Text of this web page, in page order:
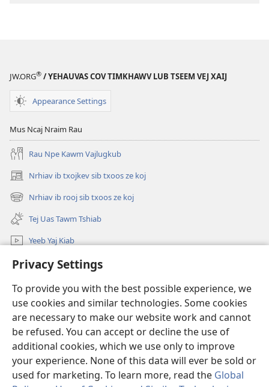
Privacy Settings
To provide you with the best possible experience, we
use cookies and similar technologies. Some cookies
are necessary to make our website work and cannot
be refused. You can accept or decline the use of
additional cookies, which we use only to improve
your experience. None of this data will ever be sold or
used for marketing. To learn more, read the Global
Txais
Plaws
JW.ORG® / YEHAUVAS COV TIMKHAWV LUB TSEEM VEJ XAIJ
Appearance Settings
Mus Ncaj Nraim Rau
Rau Npe Kawm Vajlugkub
Nrhiav ib txojkev sib txoos ze koj
(opens
new
window)
Nrhiav ib rooj sib txoos ze koj
(opens
new
window)
Tej Uas Tawm Tshiab
Yeeb Yaj Kiab
Nrhiav
Pab Nyiaj Txiag
(opens
new
window)Phau Tsom Faj LUB VEJ XAIJ TSHAWB NRHIAV VAJLUGKUB
(opens
new
JW Hub ®
(opens
new
window)